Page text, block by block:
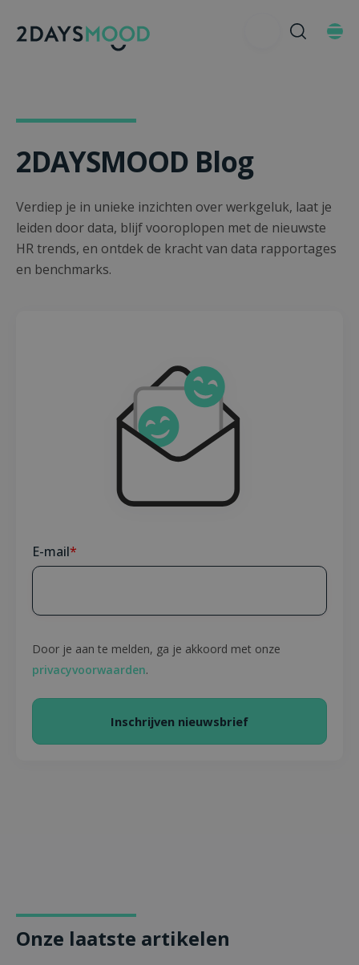
2DAYSMOOD Blog
Verdiep je in unieke inzichten over werkgeluk, laat je
leiden door data, blijf vooroplopen met de nieuwste
HR trends, en ontdek de kracht van data rapportages
en benchmarks.
E-mail*
Door je aan te melden, ga je akkoord met onze
privacyvoorwaarden.
Onze laatste artikelen